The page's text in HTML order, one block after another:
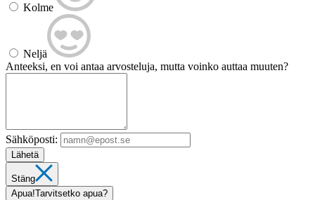
Kolme
Neljä
Anteeksi, en voi antaa arvosteluja, mutta voinko auttaa muuten?
Sähköposti:
Lähetä
Stäng
Apua!Tarvitsetko apua?